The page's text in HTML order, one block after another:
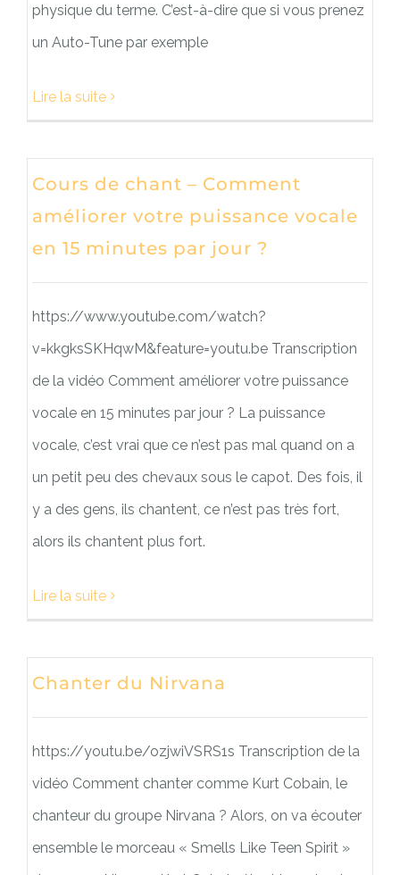
physique du terme. C’est-à-dire que si vous prenez
un Auto-Tune par exemple
Lire la suite
Cours de chant – Comment
améliorer votre puissance vocale
en 15 minutes par jour ?
https://www.youtube.com/watch?
v=kkgksSKHqwM&feature=youtu.be Transcription
de la vidéo Comment améliorer votre puissance
vocale en 15 minutes par jour ? La puissance
vocale, c’est vrai que ce n’est pas mal quand on a
un petit peu des chevaux sous le capot. Des fois, il
y a des gens, ils chantent, ce n’est pas très fort,
alors ils chantent plus fort.
Lire la suite
Chanter du Nirvana
https://youtu.be/ozjwiVSRS1s Transcription de la
vidéo Comment chanter comme Kurt Cobain, le
chanteur du groupe Nirvana ? Alors, on va écouter
ensemble le morceau « Smells Like Teen Spirit »